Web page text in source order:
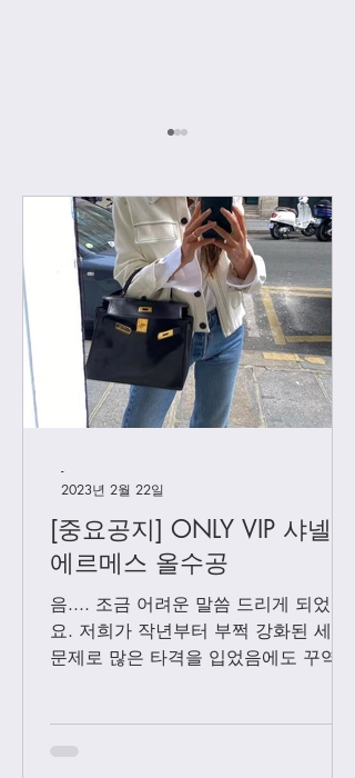
[우버급 샤넬] 맥시 플랩
백
[중요공지] ONLY VIP 샤넬 +
에르메스 올수공
음.... 조금 어려운 말씀 드리게 되었어
요. 저희가 작년부터 부쩍 강화된 세관
문제로 많은 타격을 입었음에도 꾸역꾸
다. Vip...
-
2023년 2월 22일